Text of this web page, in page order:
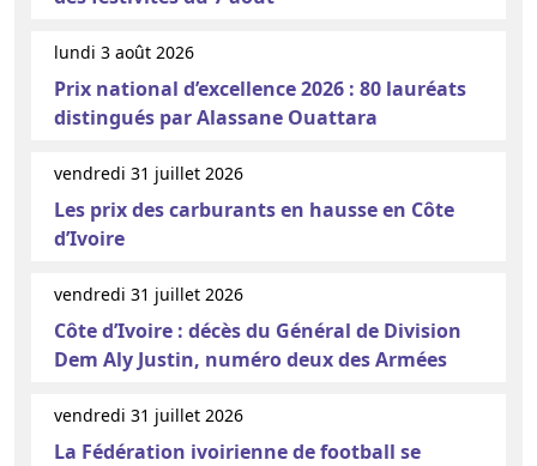
lundi 3 août 2026
Prix national d’excellence 2026 : 80 lauréats
distingués par Alassane Ouattara
vendredi 31 juillet 2026
Les prix des carburants en hausse en Côte
d’Ivoire
vendredi 31 juillet 2026
Côte d’Ivoire : décès du Général de Division
Dem Aly Justin, numéro deux des Armées
vendredi 31 juillet 2026
La Fédération ivoirienne de football se